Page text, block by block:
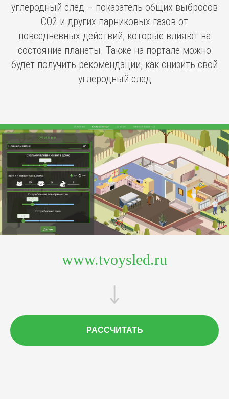
углеродный след – показатель общих выбросов
СО2 и других парниковых газов от
повседневных действий, которые влияют на
состояние планеты. Также на портале можно
будет получить рекомендации, как снизить свой
углеродный след
www.tvoysled.ru
РАССЧИТАТЬ